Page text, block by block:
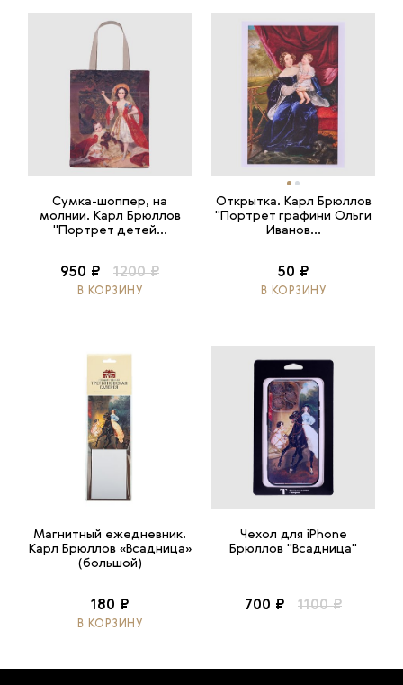
Сумка-шоппер, на
молнии. Карл Брюллов
"Портрет детей...
950 ₽ 1200 ₽
В КОРЗИНУ
Открытка. Карл Брюллов
"Портрет графини Ольги
Иванов...
50 ₽
В КОРЗИНУ
Магнитный ежедневник.
Карл Брюллов «Всадница»
(большой)
180 ₽
В КОРЗИНУ
Чехол для iPhone
Брюллов "Всадница"
700 ₽ 1100 ₽